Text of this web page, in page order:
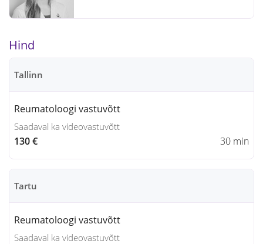
Hind
Tallinn
Reumatoloogi vastuvõtt
Saadaval ka videovastuvõtt
130 € 30 min
Tartu
Reumatoloogi vastuvõtt
Saadaval ka videovastuvõtt